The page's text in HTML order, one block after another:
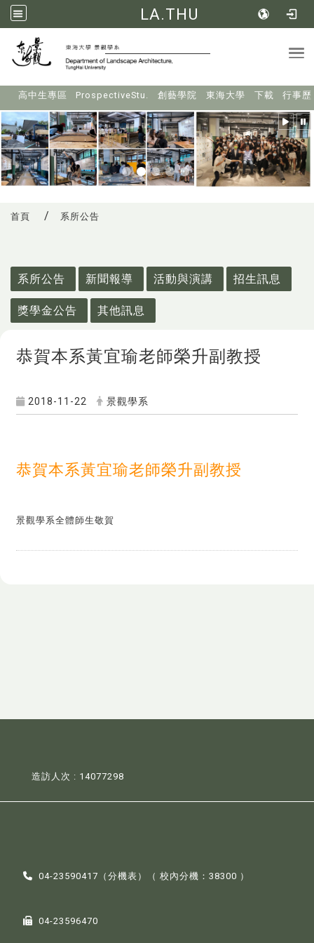
LA.THU
高中生專區 ProspectiveStu. 創藝學院 東海大學 下載 行事歷
首頁 系所公告
系所公告
新聞報導 活動與演講 招生訊息
獎學金公告 其他訊息
恭賀本系黃宜瑜老師榮升副教授
2018-11-22 景觀學系
恭賀本系黃宜瑜老師榮升副教授
景觀學系全體師生敬賀
造訪人次 : 14077298
04-23590417（分機表 ）（ 校內分機：38300 ）
04-23596470